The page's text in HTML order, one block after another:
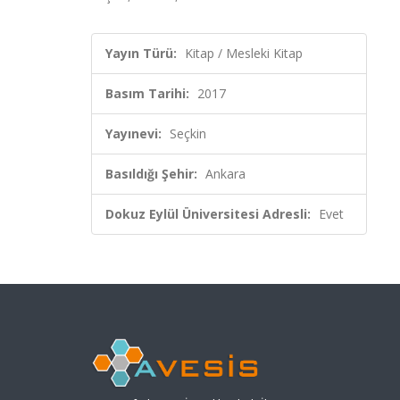
Yayın Türü: Kitap / Mesleki Kitap
Basım Tarihi: 2017
Yayınevi: Seçkin
Basıldığı Şehir: Ankara
Dokuz Eylül Üniversitesi Adresli: Evet